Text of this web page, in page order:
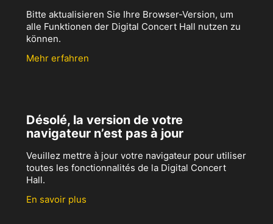
Bitte aktualisieren Sie Ihre Browser-Version, um
alle Funktionen der Digital Concert Hall nutzen zu
können.
Mehr erfahren
Désolé, la version de votre
navigateur n’est pas à jour
Veuillez mettre à jour votre navigateur pour utiliser
toutes les fonctionnalités de la Digital Concert
Hall.
En savoir plus